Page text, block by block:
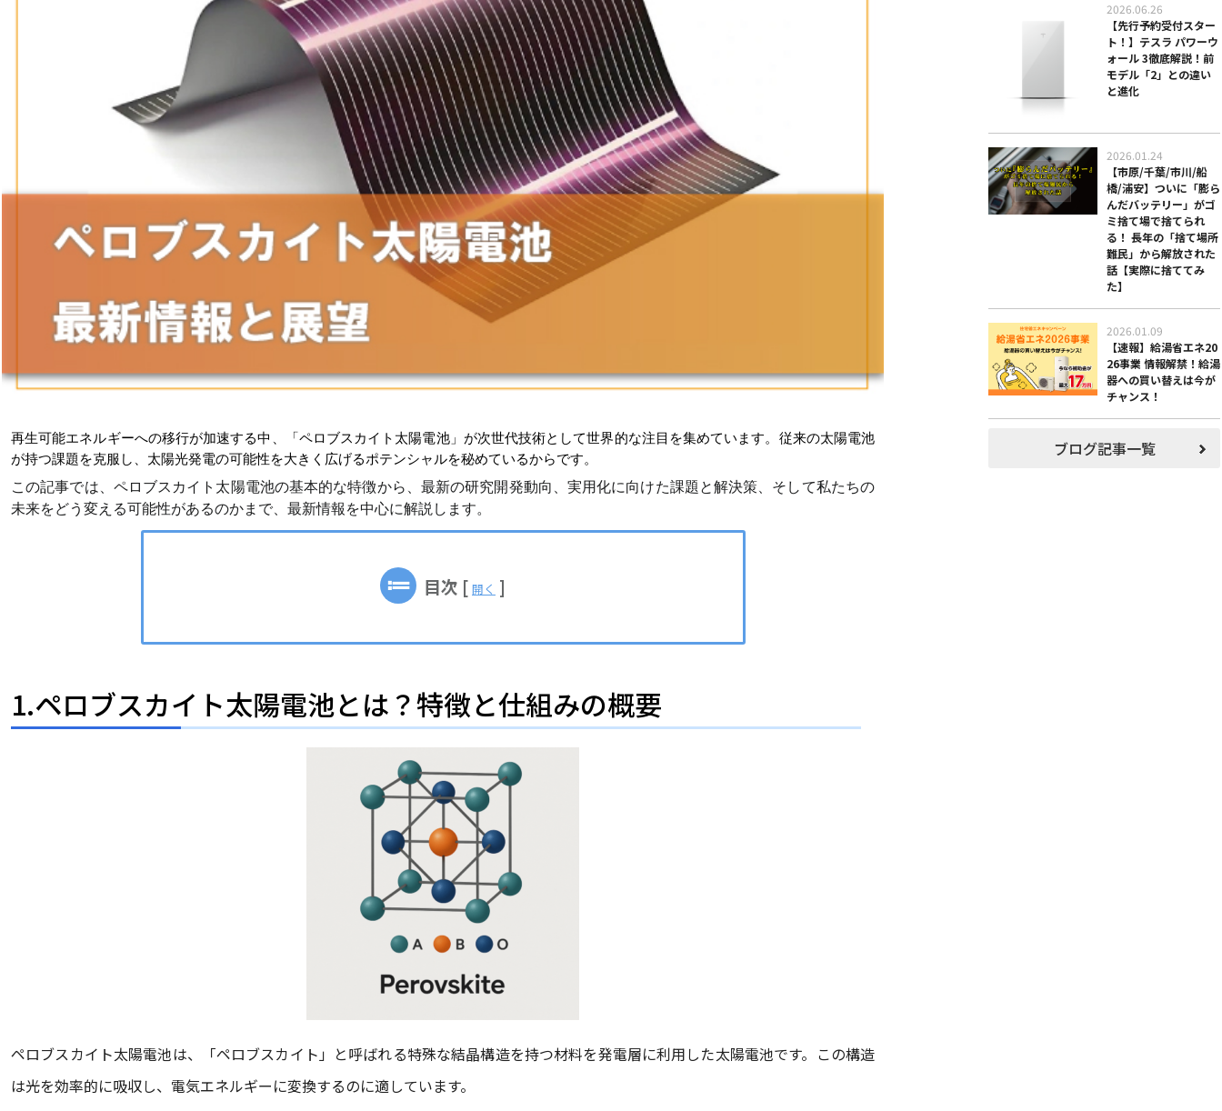
再生可能エネルギーへの移行が加速する中、「ペロブスカイト太陽電池」が次世代技術として世界的な注目を集めています。従来の太陽電池
が持つ課題を克服し、太陽光発電の可能性を大きく広げるポテンシャルを秘めているからです。
この記事では、ペロブスカイト太陽電池の基本的な特徴から、最新の研究開発動向、実用化に向けた課題と解決策、そして私たちの
未来をどう変える可能性があるのかまで、最新情報を中心に解説します。
目次 [ 開く ]
1.ペロブスカイト太陽電池とは？特徴と仕組みの概要
ペロブスカイト太陽電池は、「ペロブスカイト」と呼ばれる特殊な結晶構造を持つ材料を発電層に利用した太陽電池です。この構造
は光を効率的に吸収し、電気エネルギーに変換するのに適しています。
2026.06.26
【先行予約受付スター
ト！】テスラ パワーウ
ォール 3徹底解説！前
モデル「2」との違い
と進化
2026.01.24
【市原/千葉/市川/船
橋/浦安】ついに「膨ら
んだバッテリー」がゴ
ミ捨て場で捨てられ
る！ 長年の「捨て場所
難民」から解放された
話【実際に捨ててみ
た】
2026.01.09
【速報】給湯省エネ20
26事業 情報解禁！給湯
器への買い替えは今が
チャンス！
ブログ記事一覧